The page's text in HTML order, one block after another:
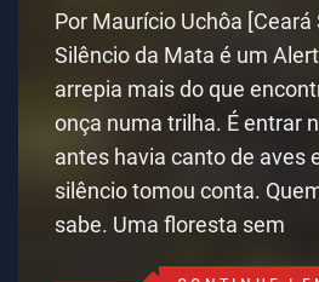
Por Maurício Uchôa [Ceará
Silêncio da Mata é um
arrepia mais do que
onça numa trilha. É entrar
antes havia canto de aves
silêncio tomou conta.
sabe. Uma floresta sem